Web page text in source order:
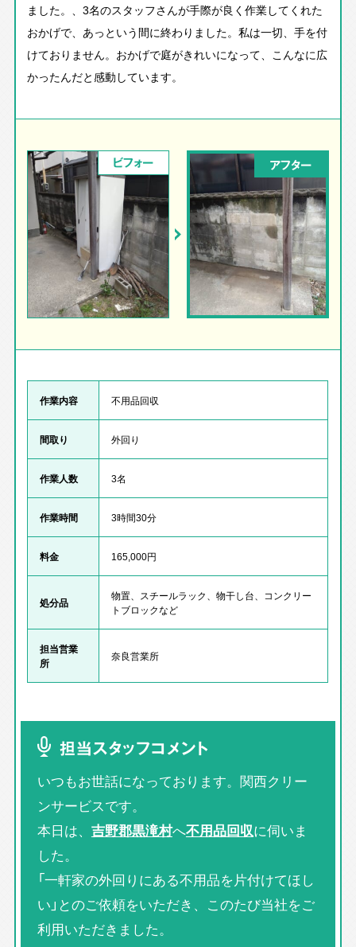
ました。、3名のスタッフさんが手際が良く作業してくれた
おかげで、あっという間に終わりました。私は一切、手を付
けておりません。おかげで庭がきれいになって、こんなに広
かったんだと感動しています。
ビフォー アフター
作業内容 不用品回収
間取り 外回り
作業人数 3名
作業時間 3時間30分
料金 165,000円
処分品
物置、スチールラック、物干し台、コンクリー
トブロックなど
担当営業
所
奈良営業所
担当スタッフコメント
いつもお世話になっております。関西クリー
ンサービスです。
本日は、 吉野郡黒滝村へ不用品回収に伺いま
した。
「一軒家の外回りにある不用品を片付けてほし
い」とのご依頼をいただき、このたび当社をご
利用いただきました。